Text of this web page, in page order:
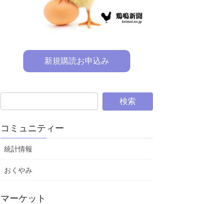
新規購読お申込み
コミュニティー
統計情報
おくやみ
マーケット